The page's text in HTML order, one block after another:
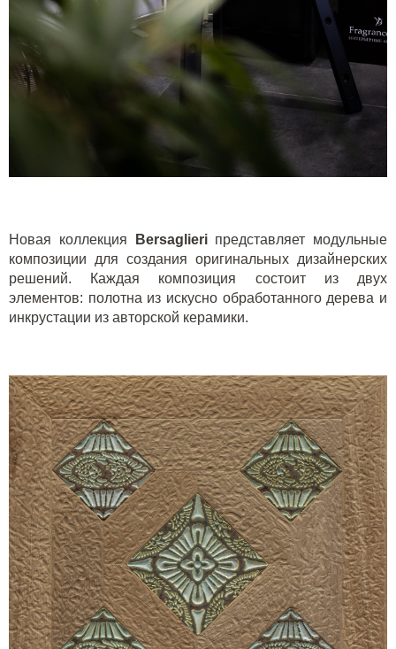
Новая коллекция Bersaglieri представляет модульные
композиции для создания оригинальных дизайнерских
решений. Каждая композиция состоит из двух
элементов: полотна из искусно обработанного дерева и
инкрустации из авторской керамики.